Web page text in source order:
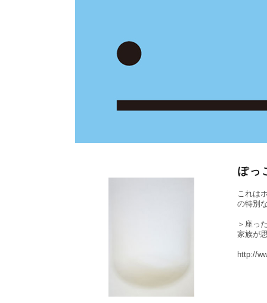
ぽっ
これは
の特別
＞座っ
家族が
http://